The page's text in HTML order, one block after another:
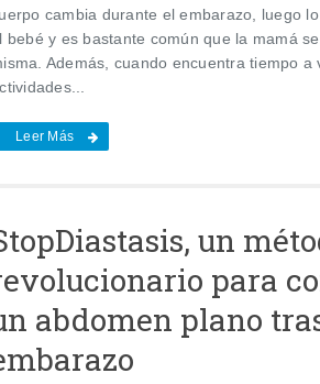
cambia durante el embarazo, luego
bebé y es bastante común que la mamá
Además, cuando encuentra tiempo a
Leer Más
un
para
abdomen plano